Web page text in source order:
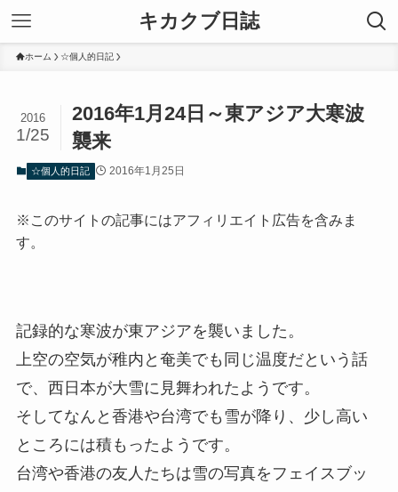
キカクブ日誌
ホーム ☆個人的日記
2016年1月24日～東アジア大寒波
襲来
2016
1/25
☆個人的日記 2016年1月25日
※このサイトの記事にはアフィリエイト広告を含みま
す。
記録的な寒波が東アジアを襲いました。
上空の空気が稚内と奄美でも同じ温度だという話
で、西日本が大雪に見舞われたようです。
そしてなんと香港や台湾でも雪が降り、少し高い
ところには積もったようです。
台湾や香港の友人たちは雪の写真をフェイスブッ